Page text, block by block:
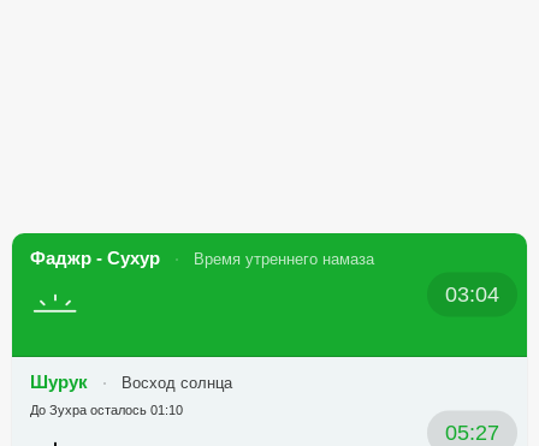
Фаджр - Сухур Время утреннего намаза
03:04
Шурук Восход солнца
05:27
До Зухра осталось 01:10